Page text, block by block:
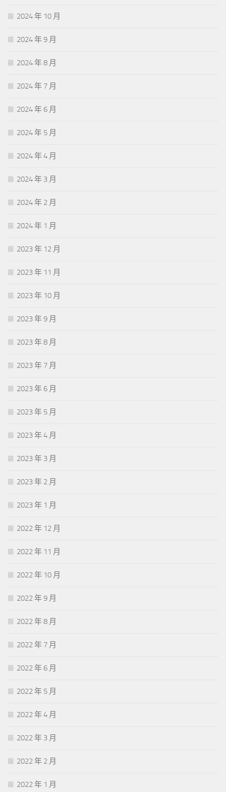
2024 年 10 月
2024 年 9 月
2024 年 8 月
2024 年 7 月
2024 年 6 月
2024 年 5 月
2024 年 4 月
2024 年 3 月
2024 年 2 月
2024 年 1 月
2023 年 12 月
2023 年 11 月
2023 年 10 月
2023 年 9 月
2023 年 8 月
2023 年 7 月
2023 年 6 月
2023 年 5 月
2023 年 4 月
2023 年 3 月
2023 年 2 月
2023 年 1 月
2022 年 12 月
2022 年 11 月
2022 年 10 月
2022 年 9 月
2022 年 8 月
2022 年 7 月
2022 年 6 月
2022 年 5 月
2022 年 4 月
2022 年 3 月
2022 年 2 月
2022 年 1 月